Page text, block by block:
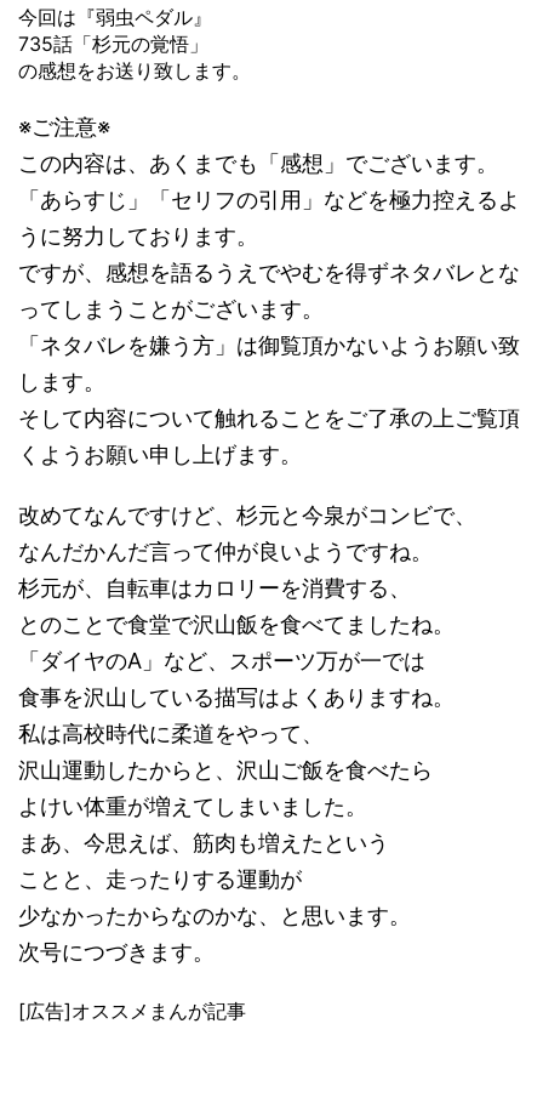
今回は『弱虫ペダル』
735話「杉元の覚悟」
の感想をお送り致します。
※ご注意※
この内容は、あくまでも「感想」でございます。
「あらすじ」「セリフの引用」などを極力控えるよ
うに努力しております。
ですが、感想を語るうえでやむを得ずネタバレとな
ってしまうことがございます。
「ネタバレを嫌う方」は御覧頂かないようお願い致
します。
そして内容について触れることをご了承の上ご覧頂
くようお願い申し上げます。
改めてなんですけど、杉元と今泉がコンビで、
なんだかんだ言って仲が良いようですね。
杉元が、自転車はカロリーを消費する、
とのことで食堂で沢山飯を食べてましたね。
「ダイヤのA」など、スポーツ万が一では
食事を沢山している描写はよくありますね。
私は高校時代に柔道をやって、
沢山運動したからと、沢山ご飯を食べたら
よけい体重が増えてしまいました。
まあ、今思えば、筋肉も増えたという
ことと、走ったりする運動が
少なかったからなのかな、と思います。
次号につづきます。
[広告]オススメまんが記事